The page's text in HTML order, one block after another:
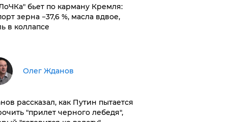
бьет по карману Кремля:
зерна −37,6 %, масла вдвое,
в коллапсе
Олег Жданов
рассказал, как Путин пытается
"прилет черного лебедя",